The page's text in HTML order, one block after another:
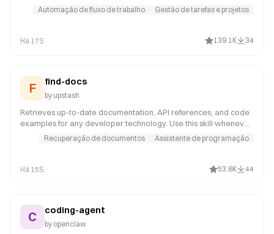
behavior. It examines user intent, requirements, and design prior
to implementation.
Automação de fluxo de trabalho Gestão de tarefas e projetos
Há 17S 139.1K 34
F find-docs
by upstash
Retrieves up-to-date documentation, API references, and code
examples for any developer technology. Use this skill whenever
the user asks about a specific library, framework, SDK, CLI tool,
or cloud service -- even for well-known ones like React, Next.js,
data may not reflect recent API changes or version updates.
Recuperação de documentos Assistente de programação
Há 15S 53.6K 44
C coding-agent
by openclaw